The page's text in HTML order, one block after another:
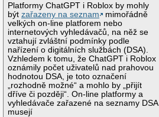
Platformy ChatGPT i Roblox by mohly
býtzařazeny na seznam
mimořádně
velkých on-line platforem nebo
internetových vyhledávačů, na něž se
vztahují zvláštní podmínky podle
nařízení o digitálních službách (DSA).
Vzhledem k tomu, že ChatGPT i Roblox
oznámily počet uživatelů nad prahovou
hodnotou DSA, je toto označení
„rozhodně možné“ a mohlo by „přijít
dříve či později“. On-line platformy a
vyhledávače zařazené na seznamy DSA
musejí